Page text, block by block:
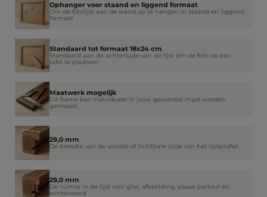
Ophanger voor staand en liggend formaat
Om de fotolijst aan de wand op te hangen in staand en liggend
formaat
Standaard tot formaat 18x24 cm
Standaard aan de achterzijde van de lijst om de foto op een
tafel te plaatsen
Maatwerk mogelijk
Dit frame kan individueel in jouw gewenste maat worden
gemaakt.
29,0 mm
De breedte van de voorste of zichtbare zijde van het lijstprofiel.
29,0 mm
De ruimte in de lijst voor glas, afbeelding, passe-partout en
achterwand